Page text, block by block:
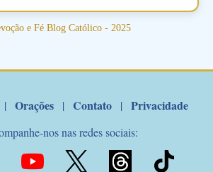
fé, não desista, pois ele intercede por nós
Amor Ágape de Jesus e no Amor Materno
e Fé Blog Católico - 2025
| Orações | Contato | Privacidade
nos nas redes sociais: